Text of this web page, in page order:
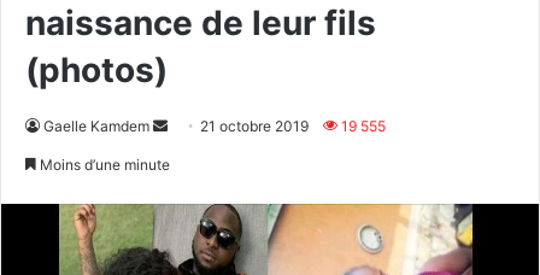
naissance de leur fils
(photos)
Gaelle Kamdem
Envoyer21 octobre 2019 19 555
Moins d’une minute